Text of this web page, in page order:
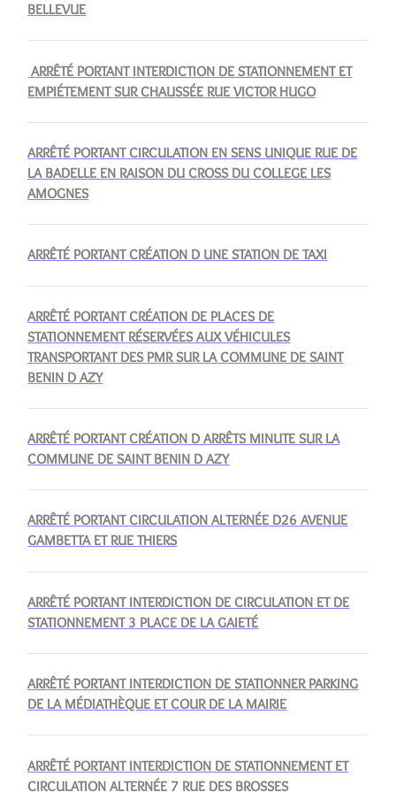
BELLEVUE
ARRÊTÉ PORTANT INTERDICTION DE STATIONNEMENT ET
EMPIÉTEMENT SUR CHAUSSÉE RUE VICTOR HUGO
ARRÊTÉ PORTANT CIRCULATION EN SENS UNIQUE RUE DE
LA BADELLE EN RAISON DU CROSS DU COLLEGE LES
AMOGNES
ARRÊTÉ PORTANT CRÉATION D UNE STATION DE TAXI
ARRÊTÉ PORTANT CRÉATION DE PLACES DE
STATIONNEMENT RÉSERVÉES AUX VÉHICULES
TRANSPORTANT DES PMR SUR LA COMMUNE DE SAINT
BENIN D AZY
ARRÊTÉ PORTANT CRÉATION D ARRÊTS MINUTE SUR LA
COMMUNE DE SAINT BENIN D AZY
ARRÊTÉ PORTANT CIRCULATION ALTERNÉE D26 AVENUE
GAMBETTA ET RUE THIERS
ARRÊTÉ PORTANT INTERDICTION DE CIRCULATION ET DE
STATIONNEMENT 3 PLACE DE LA GAIETÉ
ARRÊTÉ PORTANT INTERDICTION DE STATIONNER PARKING
DE LA MÉDIATHÈQUE ET COUR DE LA MAIRIE
ARRÊTÉ PORTANT INTERDICTION DE STATIONNEMENT ET
CIRCULATION ALTERNÉE 7 RUE DES BROSSES